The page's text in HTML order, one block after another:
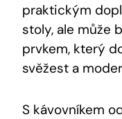
praktickým
stoly, ale může
prvkem, který
svěžest a
S kávovníkem